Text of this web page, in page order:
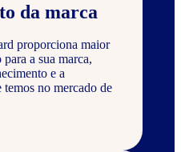
da marca
proporciona maior
a sua marca,
e a
no mercado de